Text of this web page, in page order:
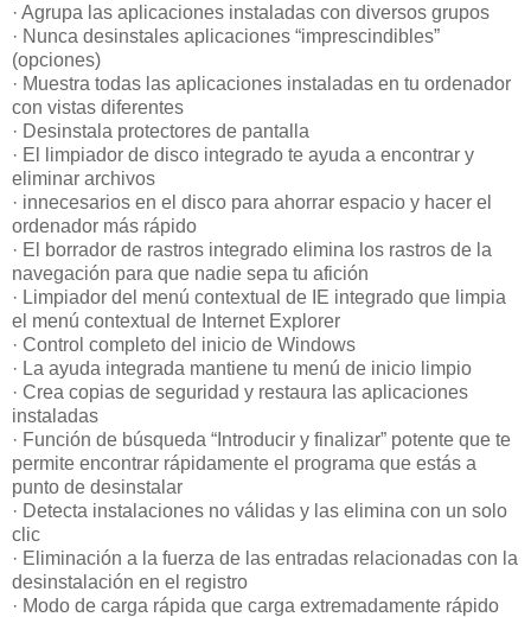
· Agrupa las aplicaciones instaladas con diversos grupos
· Nunca desinstales aplicaciones “imprescindibles”
(opciones)
· Muestra todas las aplicaciones instaladas en tu ordenador
con vistas diferentes
· Desinstala protectores de pantalla
· El limpiador de disco integrado te ayuda a encontrar y
eliminar archivos
· innecesarios en el disco para ahorrar espacio y hacer el
ordenador más rápido
· El borrador de rastros integrado elimina los rastros de la
navegación para que nadie sepa tu afición
· Limpiador del menú contextual de IE integrado que limpia
el menú contextual de Internet Explorer
· Control completo del inicio de Windows
· La ayuda integrada mantiene tu menú de inicio limpio
· Crea copias de seguridad y restaura las aplicaciones
instaladas
· Función de búsqueda “Introducir y finalizar” potente que te
permite encontrar rápidamente el programa que estás a
punto de desinstalar
· Detecta instalaciones no válidas y las elimina con un solo
clic
· Eliminación a la fuerza de las entradas relacionadas con la
desinstalación en el registro
· Modo de carga rápida que carga extremadamente rápido